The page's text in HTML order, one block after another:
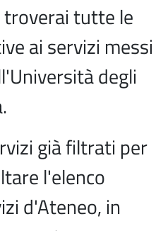
troverai tutte le
ai servizi messi
degli
già filtrati per
l'elenco
d'Ateneo, in